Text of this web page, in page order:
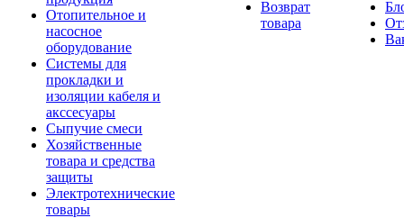
Отопительное и
насосное
оборудование
Системы для
прокладки и
изоляции кабеля и
акссесуары
Сыпучие смеси
Хозяйственные
товара и средства
защиты
Электротехнические
товары
Возврат
товара